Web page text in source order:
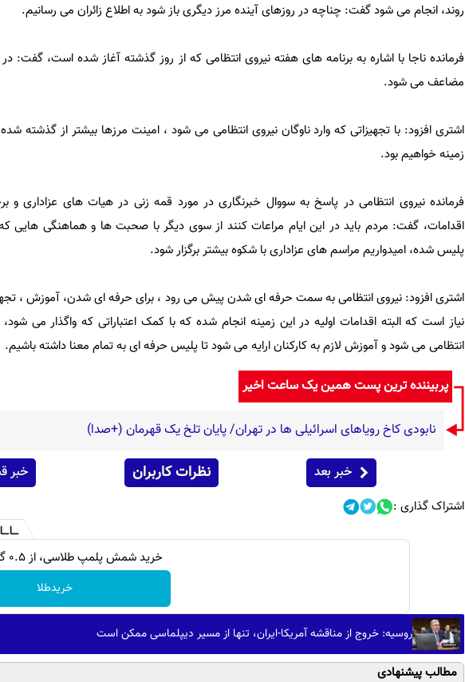
روند، انجام می شود گفت: چناچه در روزهای آینده مرز دیگری باز شود به اطلاع زائران می رسانیم.
فرمانده ناجا با اشاره به برنامه های هفته نیروی انتظامی که از روز گذشته آغاز شده است، گفت:
مضاعف می شود.
اشتری افزود: با تجهیزاتی که وارد ناوگان نیروی انتظامی می شود ، امینت مرزها بیشتر از گذشته
زمینه خواهیم بود.
فرمانده نیروی انتظامی در پاسخ به سووال خبرنگاری در مورد قمه زنی در هیات های عزاداری و
اقدامات، گفت: مردم باید در این ایام مراعات کنند از سوی دیگر با صحبت ها و هماهنگی
پلیس شده، امیدواریم مراسم های عزاداری با شکوه بیشتر برگزار شود.
اشتری افزود: نیروی انتظامی به سمت حرفه ای شدن پیش می رود ، برای حرفه ای شدن، آموزش ،
نیاز است که البته اقدامات اولیه در این زمینه انجام شده که با کمک اعتباراتی که واگذار می
انتظامی می شود و آموزش لازم به کارکنان ارایه می شود تا پلیس حرفه ای به تمام معنا داشته باشیم.
پربیننده ترین پست همین یک ساعت اخیر
نابودی کاخ رویاهای اسرائیلی ها در تهران/ پایان تلخ یک قهرمان (+صدا)
خبر بعد نظرات کاربران خبر
اشتراک گذاری :
خرید شمش پلمپ طلاسی، از ۰.۵ گرم تا ۱۰ گرم
خریدطلا
روسیه: خروج از مناقشه آمریکا-ایران، تنها از مسیر دیپلماسی ممکن است
مطالب پیشنهادی